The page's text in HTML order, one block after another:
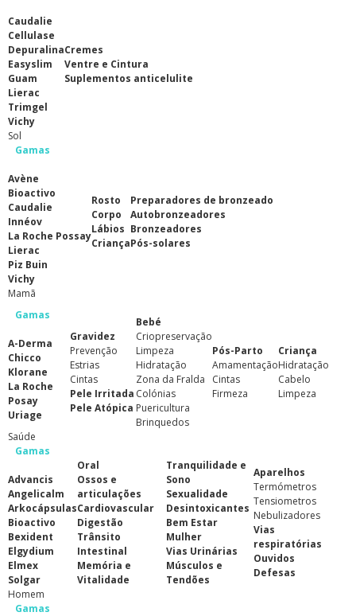
Caudalie
Cellulase
Depuralina
Easyslim
Guam
Lierac
Trimgel
Vichy
Cremes
Ventre e Cintura
Suplementos anticelulite
Sol
Gamas
Avène
Bioactivo
Caudalie
Innéov
La Roche Possay
Lierac
Piz Buin
Vichy
Rosto
Corpo
Lábios
Criança
Preparadores de bronzeado
Autobronzeadores
Bronzeadores
Pós-solares
Mamã
Gamas
A-Derma
Chicco
Klorane
La Roche
Posay
Uriage
Gravidez
Prevenção
Estrias
Cintas
Pele Irritada
Pele Atópica
Bebé
Criopreservação
Limpeza
Hidratação
Zona da Fralda
Colónias
Puericultura
Brinquedos
Pós-Parto
Amamentação
Cintas
Firmeza
Criança
Hidratação
Cabelo
Limpeza
Saúde
Gamas
Advancis
Angelicalm
Arkocápsulas
Bioactivo
Bexident
Elgydium
Elmex
Solgar
Oral
Ossos e
articulações
Cardiovascular
Digestão
Trânsito
Intestinal
Memória e
Vitalidade
Tranquilidade e
Sono
Sexualidade
Desintoxicantes
Bem Estar
Mulher
Vias Urinárias
Músculos e
Tendões
Aparelhos
Termómetros
Tensiometros
Nebulizadores
Vias
respiratórias
Ouvidos
Defesas
Homem
Gamas